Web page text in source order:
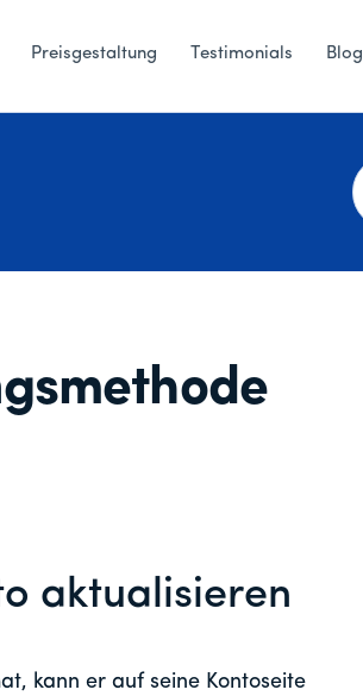
Preisgestaltung Testimonials Blog
S
u
aktualisieren
kann er auf seine Kontoseite